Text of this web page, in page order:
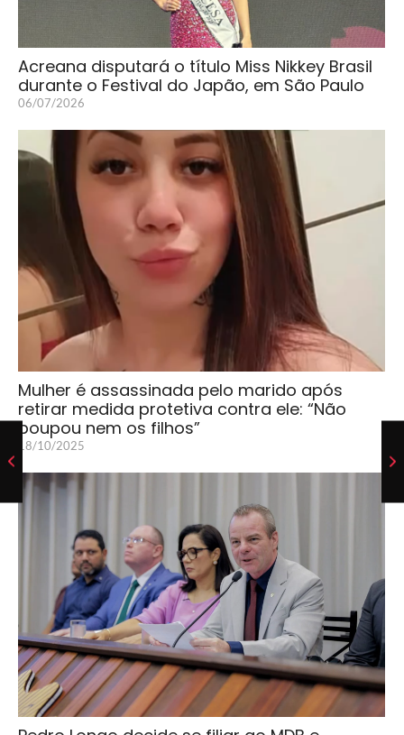
Acreana disputará o título Miss Nikkey Brasil
durante o Festival do Japão, em São Paulo
06/07/2026
Mulher é assassinada pelo marido após
retirar medida protetiva contra ele: “Não
poupou nem os filhos”
18/10/2025